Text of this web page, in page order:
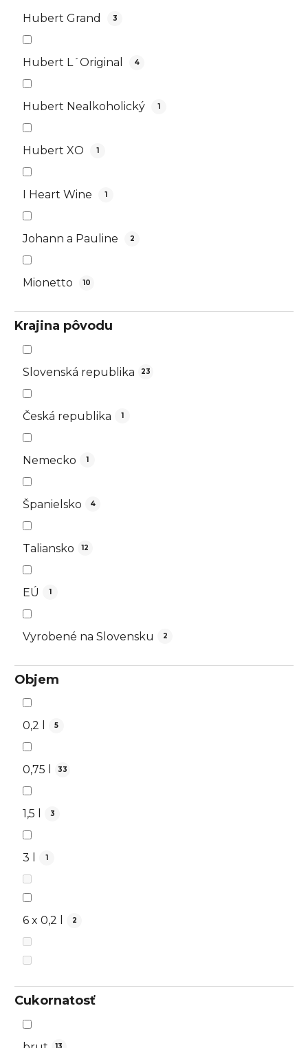
Hubert Grand 3
Hubert L´Original 4
Hubert Nealkoholický 1
Hubert XO 1
I Heart Wine 1
Johann a Pauline 2
Mionetto 10
Krajina pôvodu
Slovenská republika 23
Česká republika 1
Nemecko 1
Španielsko 4
Taliansko 12
EÚ 1
Vyrobené na Slovensku 2
Objem
0,2 l 5
0,75 l 33
1,5 l 3
3 l 1
6 x 0,2 l 2
Cukornatosť